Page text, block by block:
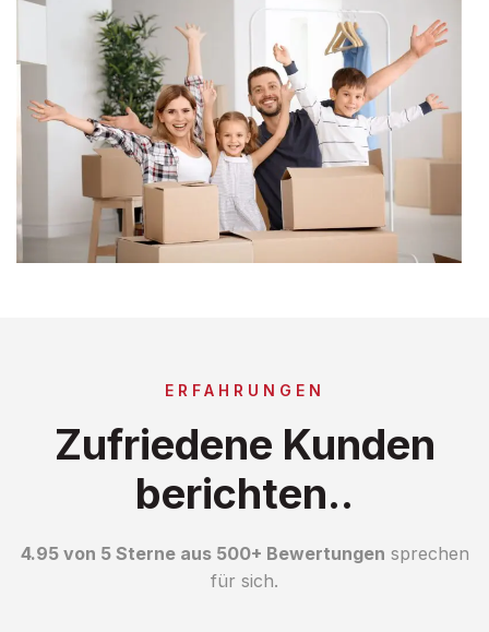
ERFAHRUNGEN
Zufriedene Kunden
berichten..
4.95 von 5 Sterne aus 500+ Bewertungen sprechen
für sich.